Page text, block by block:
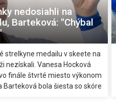
nedosiahli na
Barteková: "Chýbal
strelkyne medailu v skeete na
nezískali. Vanesa Hocková
finále štvrté miesto výkonom
Barteková bola šiesta so skóre